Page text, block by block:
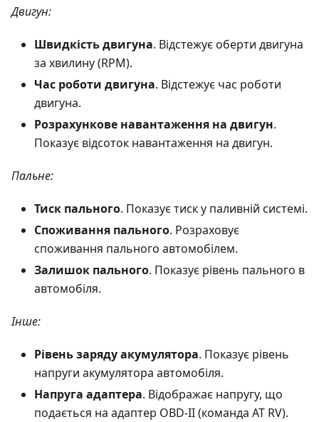
Двигун:
Швидкість двигуна. Відстежує оберти двигуна
за хвилину (RPM).
Час роботи двигуна. Відстежує час роботи
двигуна.
Розрахункове навантаження на двигун.
Показує відсоток навантаження на двигун.
Пальне:
Тиск пального. Показує тиск у паливній системі.
Споживання пального. Розраховує
споживання пального автомобілем.
Залишок пального. Показує рівень пального в
автомобіля.
Інше:
Рівень заряду акумулятора. Показує рівень
напруги акумулятора автомобіля.
Напруга адаптера. Відображає напругу, що
подається на адаптер OBD-II (команда AT RV).